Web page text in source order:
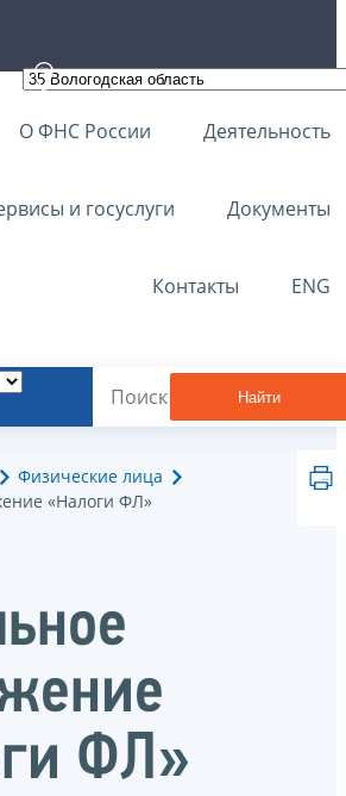
О ФНС России Деятельность
и госуслуги Документы
Контакты ENG
Найти
Физические лица
«Налоги ФЛ»
ФЛ»